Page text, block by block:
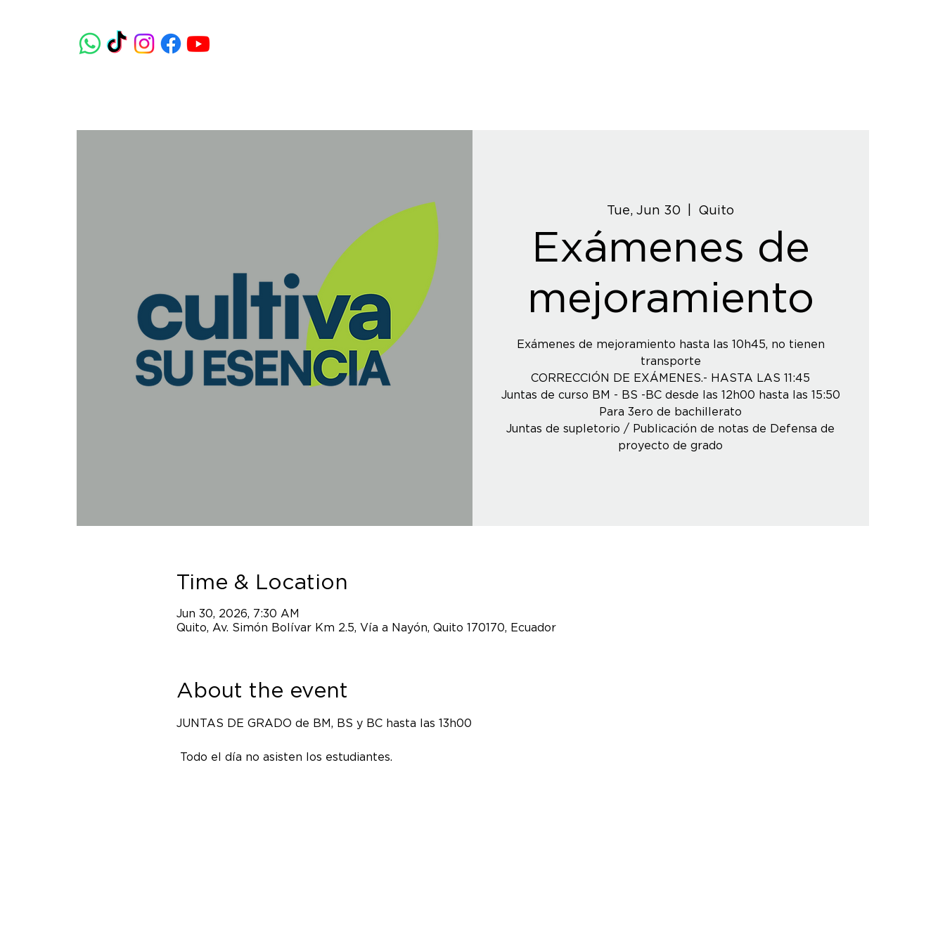
Tue, Jun 30 Quito
Exámenes de
mejoramiento
Exámenes de mejoramiento hasta las 10h45, no tienen
transporte
CORRECCIÓN DE EXÁMENES.- HASTA LAS 11:45
Juntas de curso BM - BS -BC desde las 12h00 hasta las 15:50
Para 3ero de bachillerato
Juntas de supletorio / Publicación de notas de Defensa de
proyecto de grado
Time & Location
Jun 30, 2026, 7:30 AM
Quito, Av. Simón Bolívar Km 2.5, Vía a Nayón, Quito 170170, Ecuador
About the event
JUNTAS DE GRADO de BM, BS y BC hasta las 13h00
Todo el día no asisten los estudiantes.